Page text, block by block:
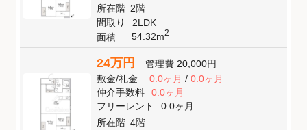
所在階 2階
間取り
2LDK
面積
54.32m2
24万円 管理費 20,000円
敷金/礼金 0.0ヶ月/ 0.0ヶ月
仲介手数料
0.0ヶ月
フリーレント
0.0ヶ月
所在階 4階